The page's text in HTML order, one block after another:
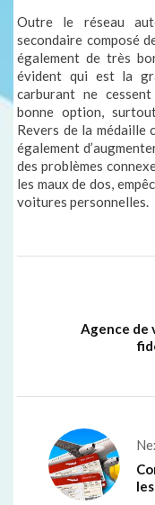
Outre le réseau
secondaire composé
également de très
évident qui est la
carburant ne
bonne option,
Revers de la médaille
également
des problèmes
les maux de dos,
voitures personnelles.
Agence de